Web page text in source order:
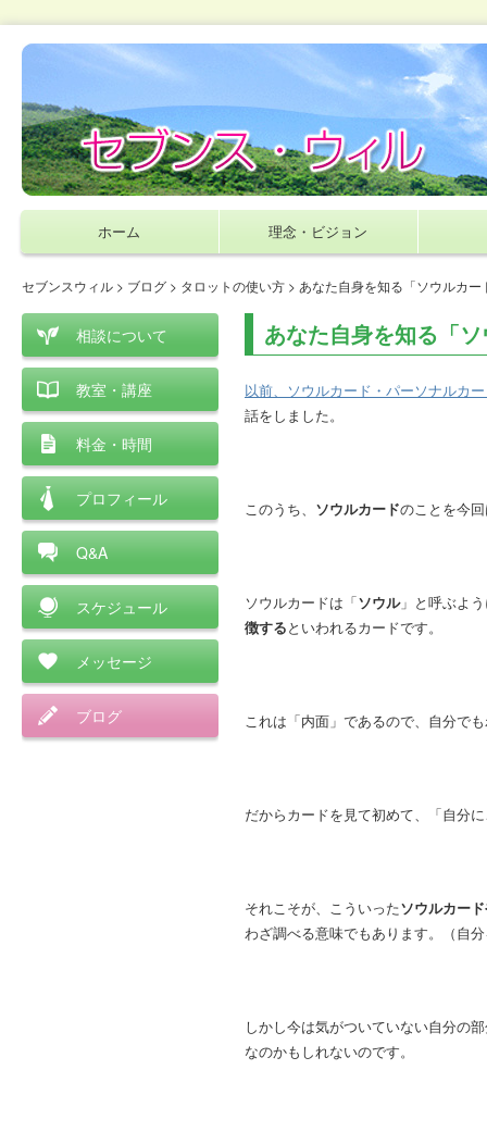
ホーム 理念・ビジョン
セブンスウィル > ブログ > タロットの使い方 > あなた自身を知る「ソウルカー
あなた自身を知る「
以前、ソウルカード・パーソナルカ
話をしました。
このうち、 ソウルカードのことを今
ソウルカードは「ソウル」と呼ぶよ
徴するといわれるカードです。
これは「内面」であるので、自分で
だからカードを見て初めて、「自分
それこそが、こういったソウルカー
わざ調べる意味でもあります。（自
しかし今は気がついていない自分の
なのかもしれないのです。
相談について
教室・講座
料金・時間
プロフィール
Q&A
スケジュール
メッセージ
ブログ